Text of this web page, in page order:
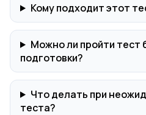
Кому подходит этот
Можно ли пройти тест
подготовки?
Что делать при
теста?